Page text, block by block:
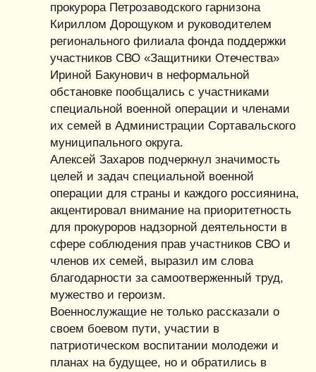
прокурора Петрозаводского гарнизона
Кириллом Дорощуком и руководителем
регионального филиала фонда поддержки
участников СВО «Защитники Отечества»
Ириной Бакунович в неформальной
обстановке пообщались с участниками
специальной военной операции и членами
их семей в Администрации Сортавальского
муниципального округа.
Алексей Захаров подчеркнул значимость
целей и задач специальной военной
операции для страны и каждого россиянина,
акцентировал внимание на приоритетность
для прокуроров надзорной деятельности в
сфере соблюдения прав участников СВО и
членов их семей, выразил им слова
благодарности за самоотверженный труд,
мужество и героизм.
Военнослужащие не только рассказали о
своем боевом пути, участии в
патриотическом воспитании молодежи и
планах на будущее, но и обратились в